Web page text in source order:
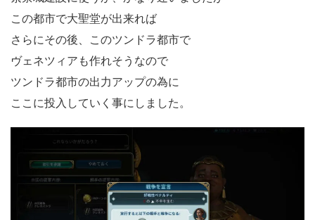
この都市で大聖堂が出来れば
さらにその後、このツンドラ都市で
ヴェネツィアも作れそうなので
ツンドラ都市の出力アップの為に
ここに投入していく事にしました。